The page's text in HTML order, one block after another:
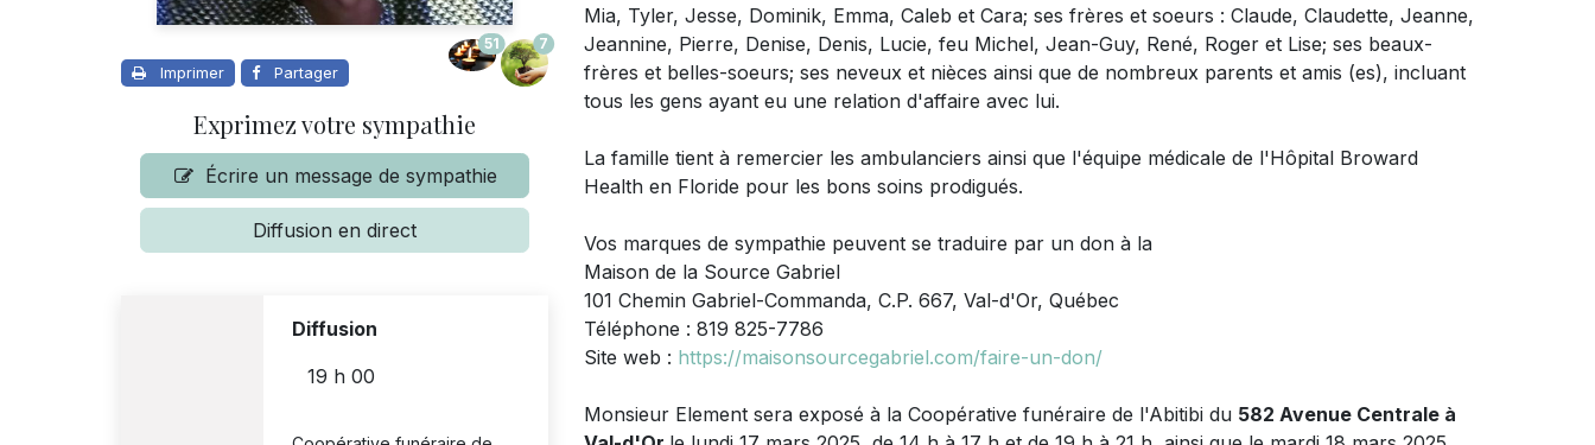
Imprimer Partager
51 7
Exprimez votre sympathie
Écrire un message de sympathie
Diffusion en direct
Diffusion
19 h 00
Mia, Tyler, Jesse, Dominik, Emma, Caleb et Cara; ses frères et soeurs : Claude, Claudette, Jeanne,
Jeannine, Pierre, Denise, Denis, Lucie, feu Michel, Jean-Guy, René, Roger et Lise; ses beaux-
frères et belles-soeurs; ses neveux et nièces ainsi que de nombreux parents et amis (es), incluant
tous les gens ayant eu une relation d'affaire avec lui.
La famille tient à remercier les ambulanciers ainsi que l'équipe médicale de l'Hôpital Broward
Health en Floride pour les bons soins prodigués.
Vos marques de sympathie peuvent se traduire par un don à la
Maison de la Source Gabriel
101 Chemin Gabriel-Commanda, C.P. 667, Val-d'Or, Québec
Téléphone : 819 825-7786
Site web : https://maisonsourcegabriel.com/faire-un-don/
Monsieur Element sera exposé à la Coopérative funéraire de l'Abitibi du 582 Avenue Centrale à